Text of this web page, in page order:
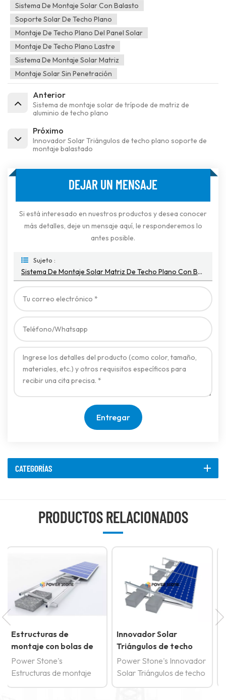
Sistema De Montaje Solar Con Balasto
Soporte Solar De Techo Plano
Montaje De Techo Plano Del Panel Solar
Montaje De Techo Plano Lastre
Sistema De Montaje Solar Matriz
Montaje Solar Sin Penetración
Anterior
Sistema de montaje solar de trípode de matriz de
aluminio de techo plano
Próximo
Innovador Solar Triángulos de techo plano soporte de
montaje balastado
DEJAR UN MENSAJE
Si está interesado en nuestros productos y desea conocer
más detalles, deje un mensaje aquí, le responderemos lo
antes posible.
Sujeto :
Sistema De Montaje Solar Matriz De Techo Plano Con Balasto De Piedra
Entregar
CATEGORÍAS
PRODUCTOS RELACIONADOS
Innovador Solar
Triángulos de techo
plano soporte de
montaje balastado
Power Stone's Innovador
Solar Triángulos de techo
plano soporte de montaje
Sistema de montaje
solar matriz de techo
plano con balasto de
piedra
Sistema de montaje solar
matriz de techo plano con
balasto de piedra está